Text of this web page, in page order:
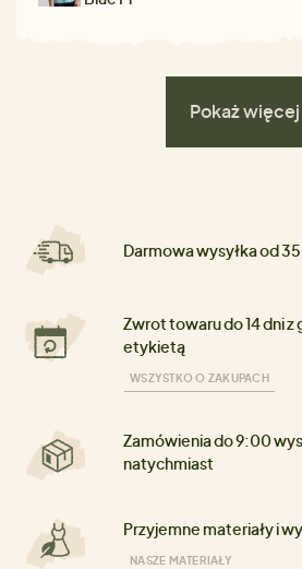
Pokaż więcej
Darmowa wysyłka od
Zwrot towaru do 14 dni
etykietą
WSZYSTKO O ZAKUPACH
Zamówienia do 9:00
natychmiast
Przyjemne materiały i
NASZE MATERIAŁY